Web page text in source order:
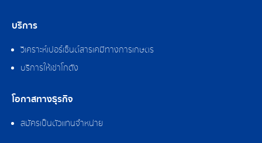
บริการ
วิเคราะห์เปอร์เซ็นต์สารเคมีทางการเกษตร
บริการให้เช่าโกดัง
โอกาสทางธุรกิจ
สมัครเป็นตัวแทนจำหน่าย